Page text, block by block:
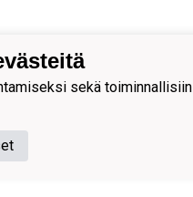
sekä toiminnallisiin